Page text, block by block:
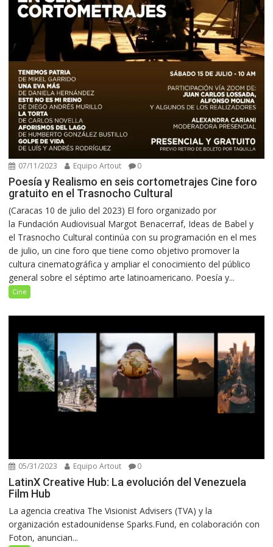
07/11/2023 Equipo Artout 0
Poesía y Realismo en seis cortometrajes Cine foro
gratuito en el Trasnocho Cultural
(Caracas 10 de julio del 2023) El foro organizado por
la Fundación Audiovisual Margot Benacerraf, Ideas de Babel y
el Trasnocho Cultural continúa con su programación en el mes
de julio, un cine foro que tiene como objetivo promover la
cultura cinematográfica y ampliar el conocimiento del público
general sobre el séptimo arte latinoamericano. Poesía y...
Cine
05/31/2023 Equipo Artout 0
LatinX Creative Hub: La evolución del Venezuela
Film Hub
La agencia creativa The Visionist Advisers (TVA) y la
organización estadounidense Sparks.Fund, en colaboración con
Foton, anuncian...